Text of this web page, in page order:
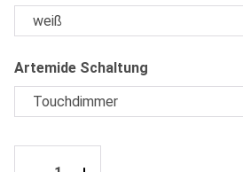
Artemide Schaltung